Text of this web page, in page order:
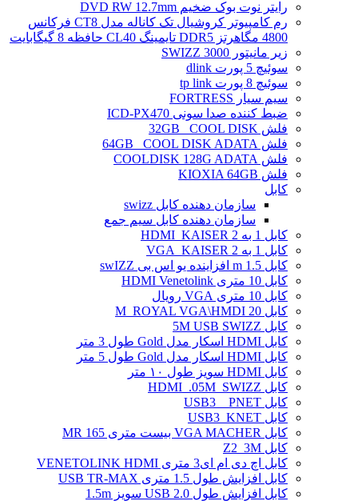
رایتر نوت بوک ضخیم DVD RW 12.7mm
رم کامپیوتر کروشیال تک کاناله مدل CT8 فرکانس
4800 مگاهرتز DDR5 تایمینگ CL40 حافظه 8 گیگابایت
زیر مانیتور SWIZZ 3000
سوئیچ 5 پورت dlink
سوئیچ 8 پورت tp link
سیم سیار FORTRESS
ضبط کننده صدا سونی ICD-PX470
فلش 32GB _COOL DISK
فلش 64GB _COOL DISK ADATA
فلش COOLDISK 128G ADATA
فلش KIOXIA 64GB
کابل
سازمان دهنده کابل swizz
سازمان دهنده کابل سیم جمع
کابل 1 به 2 HDMI_KAISER
کابل 1 به 2 VGA_KAISER
کابل 1.5 m افزاینده یو اس بی swIZZ
کابل 10 متری HDMI Venetolink
کابل 10 متری VGA رویال
کابل 20 M_ROYAL VGA\HMDI
کابل 5M USB SWIZZ
کابل HDMI اسکار مدل Gold طول 3 متر
کابل HDMI اسکار مدل Gold طول 5 متر
کابل HDMI سویز طول ۱۰ متر
کابل HDMI_.05M_SWIZZ
کابل USB3 _ PNET
کابل USB3_KNET
کابل VGA MACHER بیست متری MR 165
کابل Z2_3M
کابل اچ دی ام ای3 متری VENETOLINK HDMI
کابل افزایش طول 1.5 متری USB TR-MAX
کابل افزایش طول USB 2.0 سویز 1.5m